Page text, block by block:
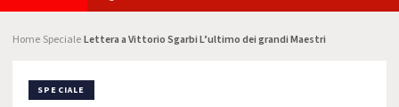
Home SpecialeLettera a Vittorio Sgarbi L’ultimo dei grandi Maestri
SPECIALE